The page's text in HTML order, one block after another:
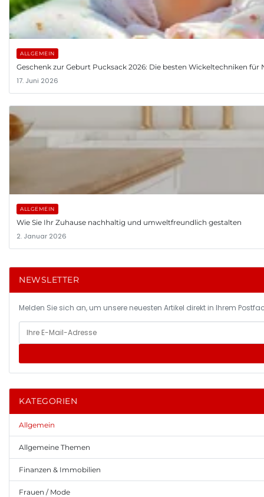
ALLGEMEIN
Geschenk zur Geburt Pucksack 2026: Die besten Wickeltechniken für
17. Juni 2026
ALLGEMEIN
Wie Sie Ihr Zuhause nachhaltig und umweltfreundlich gestalten
2. Januar 2026
NEWSLETTER
Melden Sie sich an, um unsere neuesten Artikel direkt in Ihrem
KATEGORIEN
Allgemein
Allgemeine Themen
Finanzen & Immobilien
Frauen / Mode